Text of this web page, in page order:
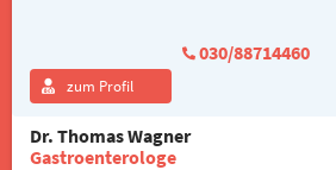
030/88714460
zum Profil
Dr. Thomas Wagner
Gastroenterologe